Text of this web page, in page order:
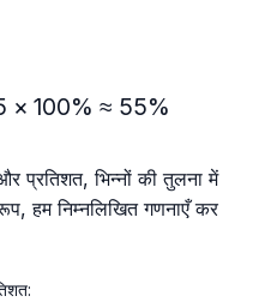
× 100\%
× 100% ≈ 55%
भिन्नों की तुलना में
हम निम्नलिखित गणनाएँ कर